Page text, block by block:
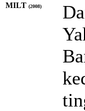
MILT (2008)